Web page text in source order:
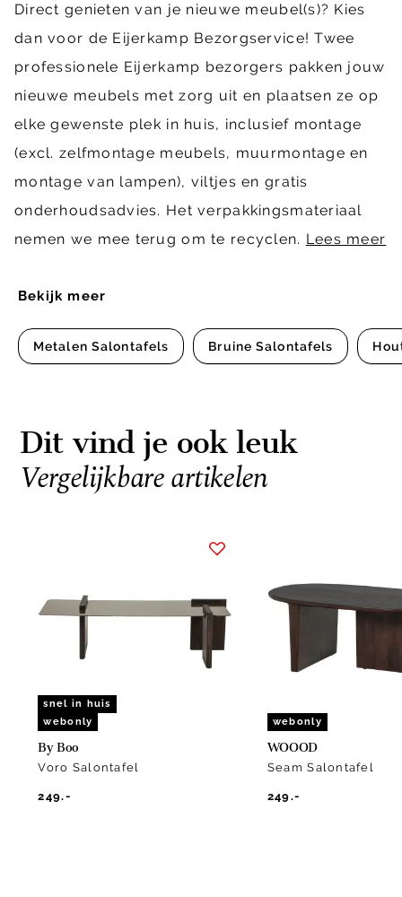
Bekijk meer
Metalen Salontafels Bruine Salontafels
Direct genieten van je nieuwe meubel(s)? Kies
dan voor de Eijerkamp Bezorgservice! Twee
professionele Eijerkamp bezorgers pakken jouw
nieuwe meubels met zorg uit en plaatsen ze op
elke gewenste plek in huis, inclusief montage
(excl. zelfmontage meubels, muurmontage en
montage van lampen), viltjes en gratis
onderhoudsadvies. Het verpakkingsmateriaal
nemen we mee terug om te recyclen. Lees meer
Dit vind je ook leuk
Vergelijkbare artikelen
snel in huis
webonly
By Boo
Voro Salontafel
249.-
webonly
WOOOD
Seam Salontafel
249.-